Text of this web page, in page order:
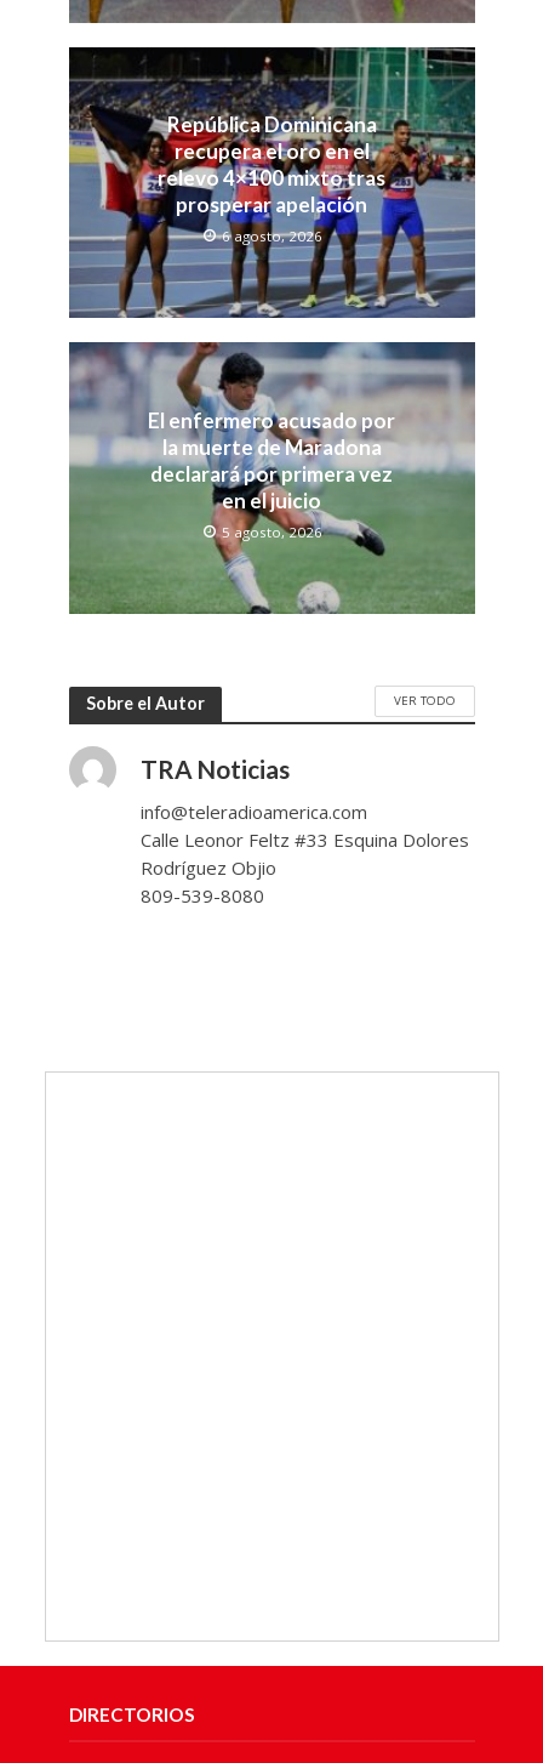
República Dominicana
recupera el oro en el
relevo 4×100 mixto tras
prosperar apelación
6 agosto, 2026
El enfermero acusado por
la muerte de Maradona
declarará por primera vez
en el juicio
5 agosto, 2026
Sobre el Autor VER TODO
TRA Noticias
info@teleradioamerica.com
Calle Leonor Feltz #33 Esquina Dolores
Rodríguez Objio
809-539-8080
DIRECTORIOS